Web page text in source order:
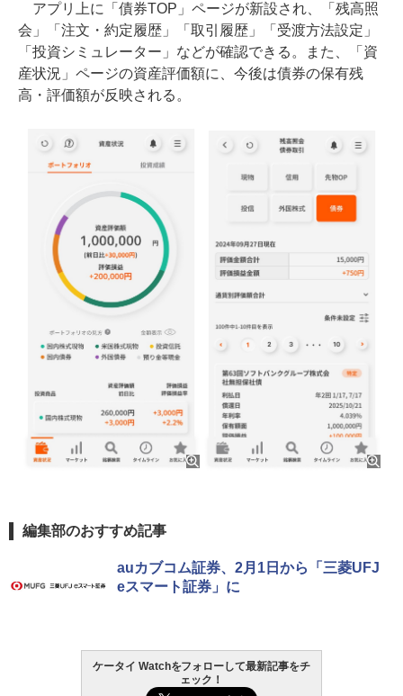
アプリ上に「債券TOP」ページが新設され、「残高照
会」「注文・約定履歴」「取引履歴」「受渡方法設定」
「投資シミュレーター」などが確認できる。また、「資
産状況」ページの資産評価額に、今後は債券の保有残
高・評価額が反映される。
編集部のおすすめ記事
auカブコム証券、2月1日から「三菱UFJ
eスマート証券」に
ケータイ Watchをフォローして最新記事をチ
ェック！